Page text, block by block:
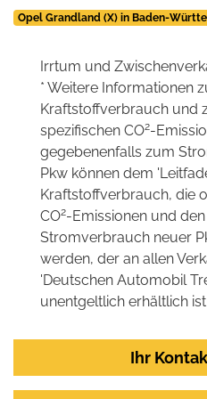
Opel Grandland (X) in Baden-
Irrtum und
* Weitere Informationen
Kraftstoffverbrauch und
spezifischen CO2-
gegebenenfalls zum
Pkw können dem
Kraftstoffverbrauch, die
CO2-Emissionen und
Stromverbrauch neuer
werden, der an allen
'Deutschen Automobil
unentgeltlich erhältlich
Ihr